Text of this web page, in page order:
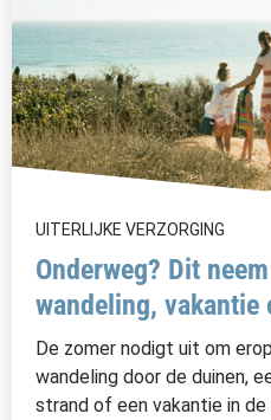
UITERLIJKE VERZORGING
Onderweg? Dit
wandeling, vakantie
De zomer nodigt uit om
wandeling door de duinen,
strand of een vakantie in